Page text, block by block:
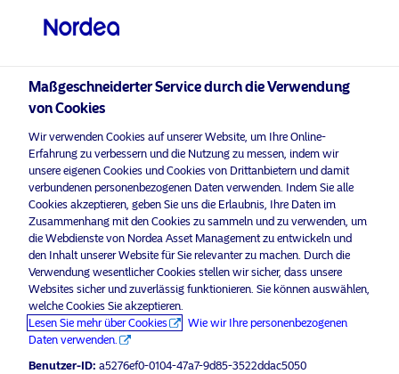
Bitte wählen Sie Ihr Anlegerprofil
aus
Land
Österreich
Sprache
Deutsch
Privater Anleger
Nordea Asset Management ist einer der größten Asset
Manager in den nordischen Ländern und verfügt über
eine globale Präsenz in Europa, Amerika und Asien.
Risikohinweise
Home
Über uns
Datenschutzerklärung
Maßgeschneiderter Service durch die Verwendung
von Cookies
Wir verwenden Cookies auf unserer Website, um Ihre Online-
Erfahrung zu verbessern und die Nutzung zu messen, indem wir
unsere eigenen Cookies und Cookies von Drittanbietern und damit
verbundenen personenbezogenen Daten verwenden. Indem Sie alle
Cookies akzeptieren, geben Sie uns die Erlaubnis, Ihre Daten im
Zusammenhang mit den Cookies zu sammeln und zu verwenden, um
die Webdienste von Nordea Asset Management zu entwickeln und
den Inhalt unserer Website für Sie relevanter zu machen. Durch die
Verwendung wesentlicher Cookies stellen wir sicher, dass unsere
Websites sicher und zuverlässig funktionieren. Sie können auswählen,
welche Cookies Sie akzeptieren.
Lesen Sie mehr über Cookies
Wie wir Ihre personenbezogenen
Daten verwenden.
Benutzer-ID: a5276ef0-0104-47a7-9d85-3522ddac5050